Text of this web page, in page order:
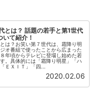
とは？ 話題の若手と第1世代
て紹介！
は？お笑い第７世代は、霜降り明
オ番組で使ったことから広まった
年頃からテレビに登場し始めた若
。具体的には「霜降り明星」「ハ
ＥＸＩＴ」「四...
2020.02.06